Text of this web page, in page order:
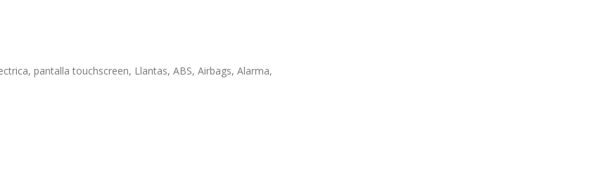
pantalla touchscreen, Llantas, ABS, Airbags, Alarma,